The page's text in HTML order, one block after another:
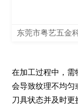
东莞市粤艺五金
在加工过程中，需
会导致纹理不均匀
刀具状态并及时更